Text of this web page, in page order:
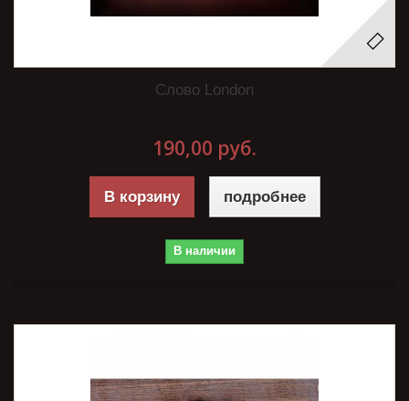
Слово London
190,00 руб.
В корзину подробнее
В наличии